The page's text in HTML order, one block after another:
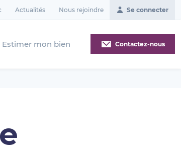
Actualités Nous rejoindre Se connecter
Estimer mon bien Contactez-nous